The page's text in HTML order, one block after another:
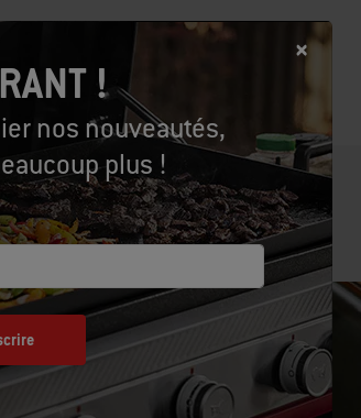
suggérées
!
nos nouveautés,
plus !